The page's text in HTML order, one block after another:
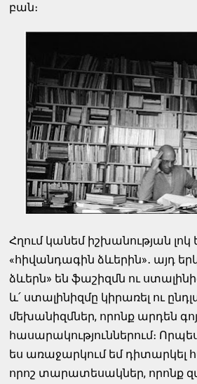
բան։
Հղում կանեմ իշխանության լոկ
«հիվանդագին ձևերին»․ այդ
ձևերն» են ֆաշիզմն ու
և՛ ստալինիզմը կիրառել ու
մեխանիզմներ, որոնք արդեն
հասարակություններում։
ես առաջարկում եմ դիտարկել
որոշ տարատեսակներ, որոնք